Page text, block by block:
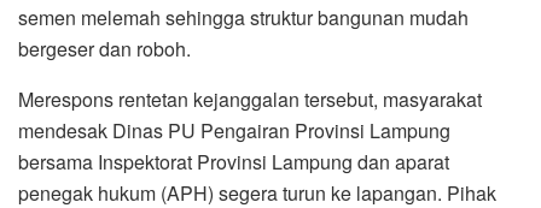
semen melemah sehingga struktur bangunan mudah
bergeser dan roboh.
Merespons rentetan kejanggalan tersebut, masyarakat
mendesak Dinas PU Pengairan Provinsi Lampung
bersama Inspektorat Provinsi Lampung dan aparat
penegak hukum (APH) segera turun ke lapangan. Pihak